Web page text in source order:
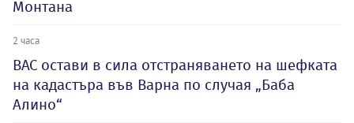
Монтана
2 часа
ВАС остави в сила отстраняването на шефката
на кадастъра във Варна по случая „Баба
Алино“